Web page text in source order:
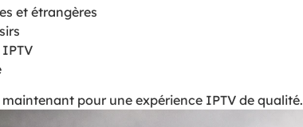
et étrangères
pour une expérience IPTV de qualité.